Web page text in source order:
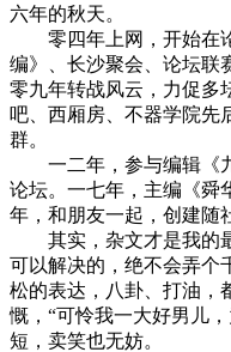
六年的秋天。
零四年上网，开始在论
编》、长沙聚会、论坛联
零九年转战风云，力促多
吧、西厢房、不器学院先
群。
一二年，参与编辑《九
论坛。一七年，主编《舜
年，和朋友一起，创建随
其实，杂文才是我的最
可以解决的，绝不会弄个
松的表达，八卦、打油，
慨，“可怜我一大好男儿
短，卖笑也无妨。